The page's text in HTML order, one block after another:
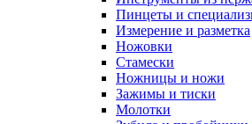
Пинцеты и
Измерение и разметка
Ножовки
Стамески
Ножницы и ножи
Зажимы и тиски
Молотки